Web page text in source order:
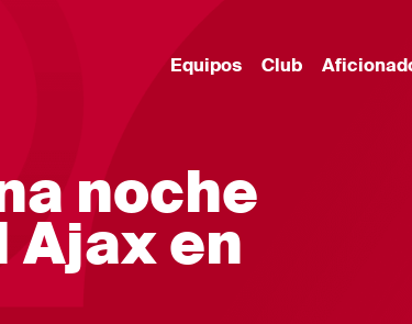
Equipos Club
noche
Ajax en